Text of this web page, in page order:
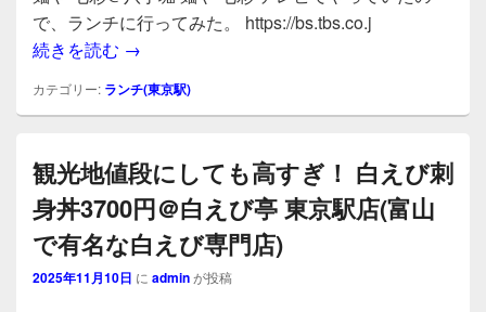
b
o
o
k
で、ランチに行ってみた。 https://bs.tbs.co.j
続きを読む 注文を受けてから粉から作るラーメン！お米
→
カテゴリー: ランチ(東京駅)
観光地値段にしても高すぎ！ 白えび刺
身丼3700円＠白えび亭 東京駅店(富山
で有名な白えび専門店)
2025年11月10日 に adminが投稿